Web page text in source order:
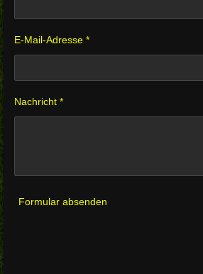
E-Mail-Adresse *
Nachricht *
Formular absenden